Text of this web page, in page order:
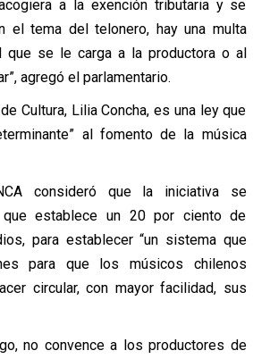
a la exención tributaria y se
el tema del telonero, hay una multa
que se le carga a la productora o al
agregó el parlamentario.
Cultura, Lilia Concha, es una ley que
al fomento de la música
consideró que la iniciativa se
que establece un 20 por ciento de
para establecer “un sistema que
para que los músicos chilenos
circular, con mayor facilidad, sus
no convence a los productores de